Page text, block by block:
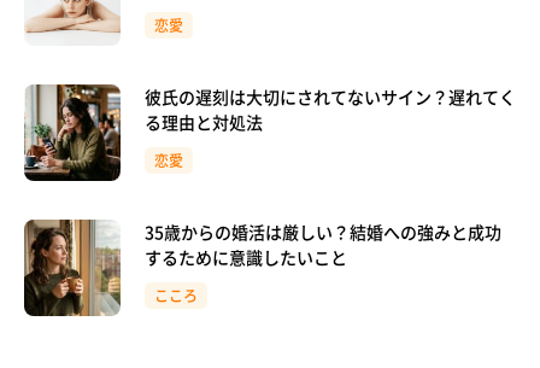
恋愛
彼氏の遅刻は大切にされてないサイン？遅れてく
る理由と対処法
恋愛
35歳からの婚活は厳しい？結婚への強みと成功
するために意識したいこと
こころ